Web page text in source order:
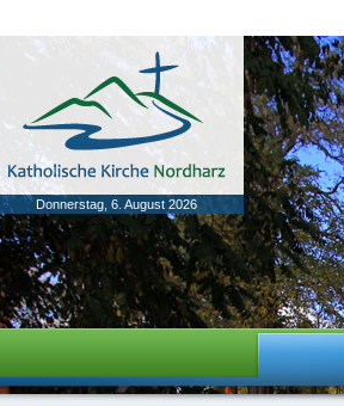
Donnerstag, 6. August 2026